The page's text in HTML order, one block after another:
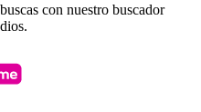
con nuestro buscador